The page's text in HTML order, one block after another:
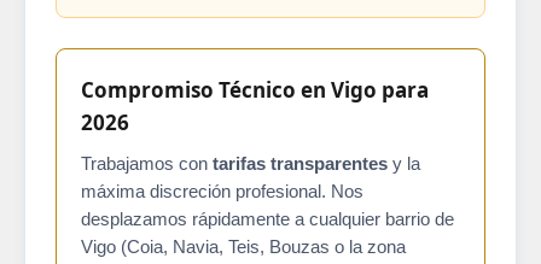
Compromiso Técnico en Vigo para
2026
Trabajamos con tarifas transparentes y la
máxima discreción profesional. Nos
desplazamos rápidamente a cualquier barrio de
Vigo (Coia, Navia, Teis, Bouzas o la zona